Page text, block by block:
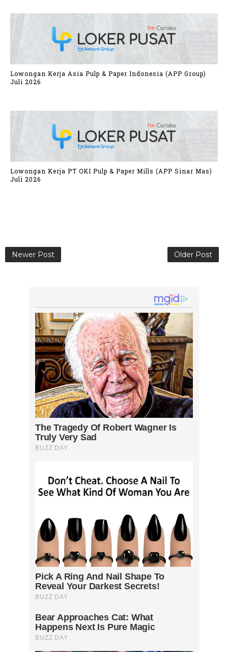
Lowongan Kerja Asia Pulp & Paper Indonesia (APP Group)
Juli 2026
Lowongan Kerja PT OKI Pulp & Paper Mills (APP Sinar Mas)
Juli 2026
Newer Post Older Post